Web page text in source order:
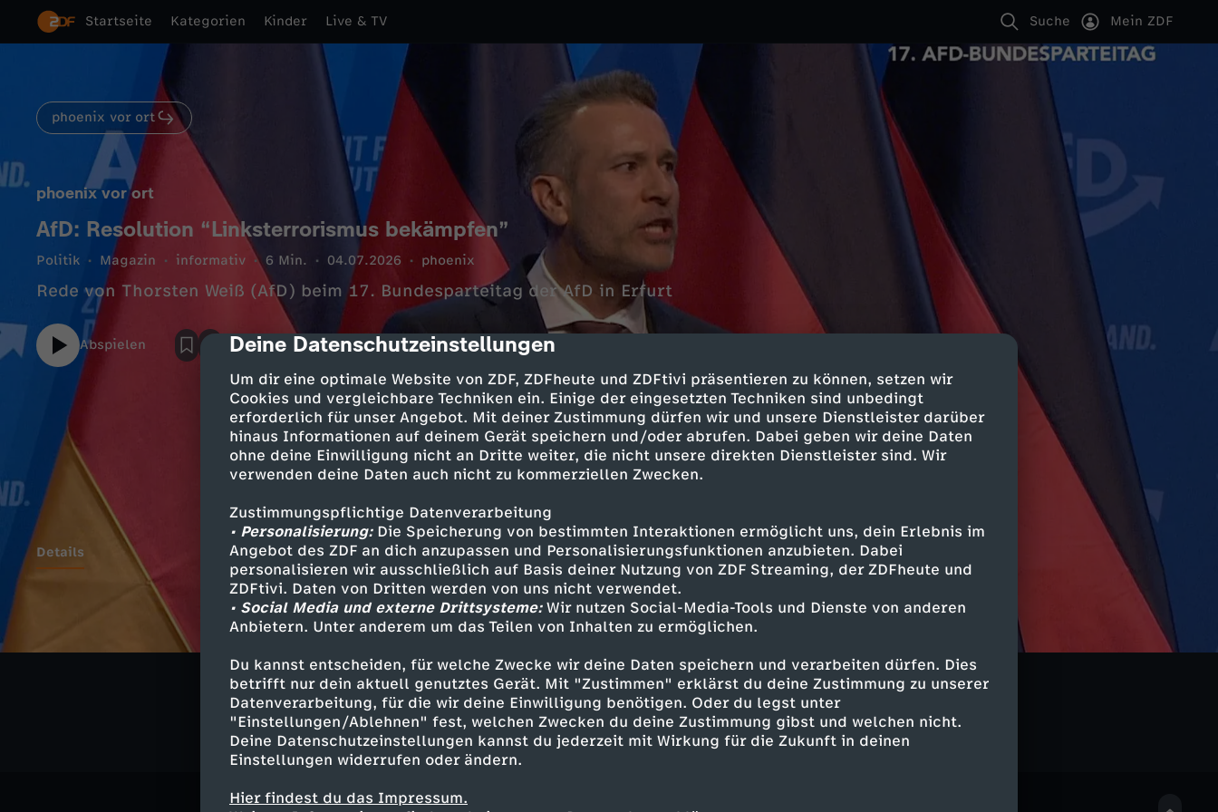
cmp-dialog-description
Deine Datenschutzeinstellungen
Um dir eine optimale Website von ZDF, ZDFheute und ZDFtivi präsentieren zu können, setzen wir
Cookies und vergleichbare Techniken ein. Einige der eingesetzten Techniken sind unbedingt
erforderlich für unser Angebot. Mit deiner Zustimmung dürfen wir und unsere Dienstleister darüber
hinaus Informationen auf deinem Gerät speichern und/oder abrufen. Dabei geben wir deine Daten
ohne deine Einwilligung nicht an Dritte weiter, die nicht unsere direkten Dienstleister sind. Wir
verwenden deine Daten auch nicht zu kommerziellen Zwecken.
Zustimmungspflichtige Datenverarbeitung
• Personalisierung:Die Speicherung von bestimmten Interaktionen ermöglicht uns, dein Erlebnis im
Angebot des ZDF an dich anzupassen und Personalisierungsfunktionen anzubieten. Dabei
personalisieren wir ausschließlich auf Basis deiner Nutzung von ZDF Streaming, der ZDFheute und
ZDFtivi. Daten von Dritten werden von uns nicht verwendet.
• Social Media und externe Drittsysteme:Wir nutzen Social-Media-Tools und Dienste von anderen
Anbietern. Unter anderem um das Teilen von Inhalten zu ermöglichen.
Du kannst entscheiden, für welche Zwecke wir deine Daten speichern und verarbeiten dürfen. Dies
betrifft nur dein aktuell genutztes Gerät. Mit "Zustimmen" erklärst du deine Zustimmung zu unserer
Datenverarbeitung, für die wir deine Einwilligung benötigen. Oder du legst unter
"Einstellungen/Ablehnen" fest, welchen Zwecken du deine Zustimmung gibst und welchen nicht.
Deine Datenschutzeinstellungen kannst du jederzeit mit Wirkung für die Zukunft in deinen
Einstellungen widerrufen oder ändern.
Hier findest du das Impressum.
Startseite Kategorien Kinder Live & TV Suche Mein ZDF
phoenix vor ort
phoenix vor ort
AfD: Resolution “Linksterrorismus bekämpfen”
Politik Magazin informativ 6 Min. 04.07.2026 phoenix
Rede von Thorsten Weiß (AfD) beim 17. Bundesparteitag der AfD in Erfurt
Abspielen
Details
Ähnliche Inhalte entdecken
Politik Magazin informativ phoenix vor ort